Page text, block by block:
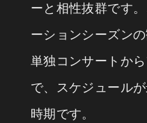
ーと相性抜群です
ーションシーズン
単独コンサートか
で、スケジュール
時期です。